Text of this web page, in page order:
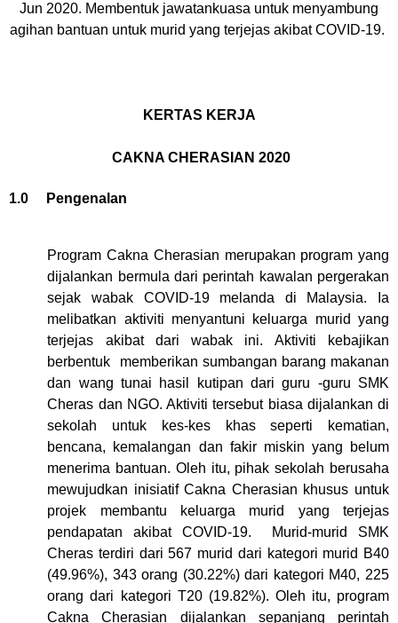
Jun 2020. Membentuk jawatankuasa untuk menyambung
agihan bantuan untuk murid yang terjejas akibat COVID-19.
KERTAS KERJA
CAKNA CHERASIAN 2020
1.0 Pengenalan
Program Cakna Cherasian merupakan program yang
dijalankan bermula dari perintah kawalan pergerakan
sejak wabak COVID-19 melanda di Malaysia. Ia
melibatkan aktiviti menyantuni keluarga murid yang
terjejas akibat dari wabak ini. Aktiviti kebajikan
berbentuk
memberikan sumbangan barang makanan
dan wang tunai hasil kutipan dari guru -guru SMK
Cheras dan NGO. Aktiviti tersebut biasa dijalankan di
sekolah untuk kes-kes khas seperti kematian,
bencana, kemalangan dan fakir miskin yang belum
menerima bantuan. Oleh itu, pihak sekolah berusaha
mewujudkan inisiatif Cakna Cherasian khusus untuk
projek membantu keluarga murid yang terjejas
pendapatan akibat COVID-19.
Murid-murid SMK
Cheras terdiri dari 567 murid dari kategori murid B40
(49.96%), 343 orang (30.22%) dari kategori M40, 225
orang dari kategori T20 (19.82%). Oleh itu, program
Cakna Cherasian dijalankan sepanjang perintah